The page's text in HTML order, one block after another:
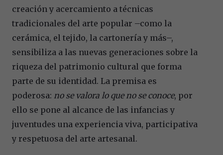
creación y acercamiento a técnicas
tradicionales del arte popular –como la
cerámica, el tejido, la cartonería y más–,
sensibiliza a las nuevas generaciones sobre la
riqueza del patrimonio cultural que forma
parte de su identidad. La premisa es
poderosa: no se valora lo que no se conoce, por
ello se pone al alcance de las infancias y
juventudes una experiencia viva, participativa
y respetuosa del arte artesanal.